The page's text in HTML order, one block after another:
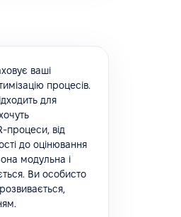
ваші
процесів.
для
процеси, від
до оцінювання
модульна і
Ви особисто